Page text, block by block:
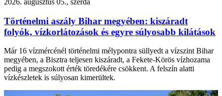
2026. augusztus 05., szerda
Történelmi aszály Bihar megyében: kiszáradt
folyók, vízkorlátozások és egyre súlyosabb kilátások
Már 16 vízmércénél történelmi mélypontra süllyedt a vízszint Bihar
megyében, a Bisztra teljesen kiszáradt, a Fekete-Körös vízhozama
pedig a megszokott érték töredékére csökkent. A felszín alatti
vízkészletek is súlyosan kimerültek.